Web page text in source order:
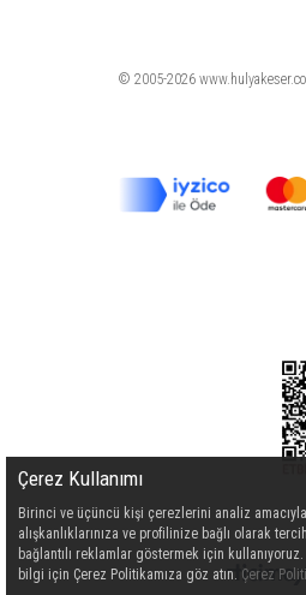
© 2005-2026
Çerez Kullanımı
Birinci ve üçüncü kişi çerezlerini analiz
alışkanlıklarınıza ve profilinize bağlı olarak
bağlantılı reklamlar göstermek için
bilgi için Çerez Politikamıza göz atın. Çerez